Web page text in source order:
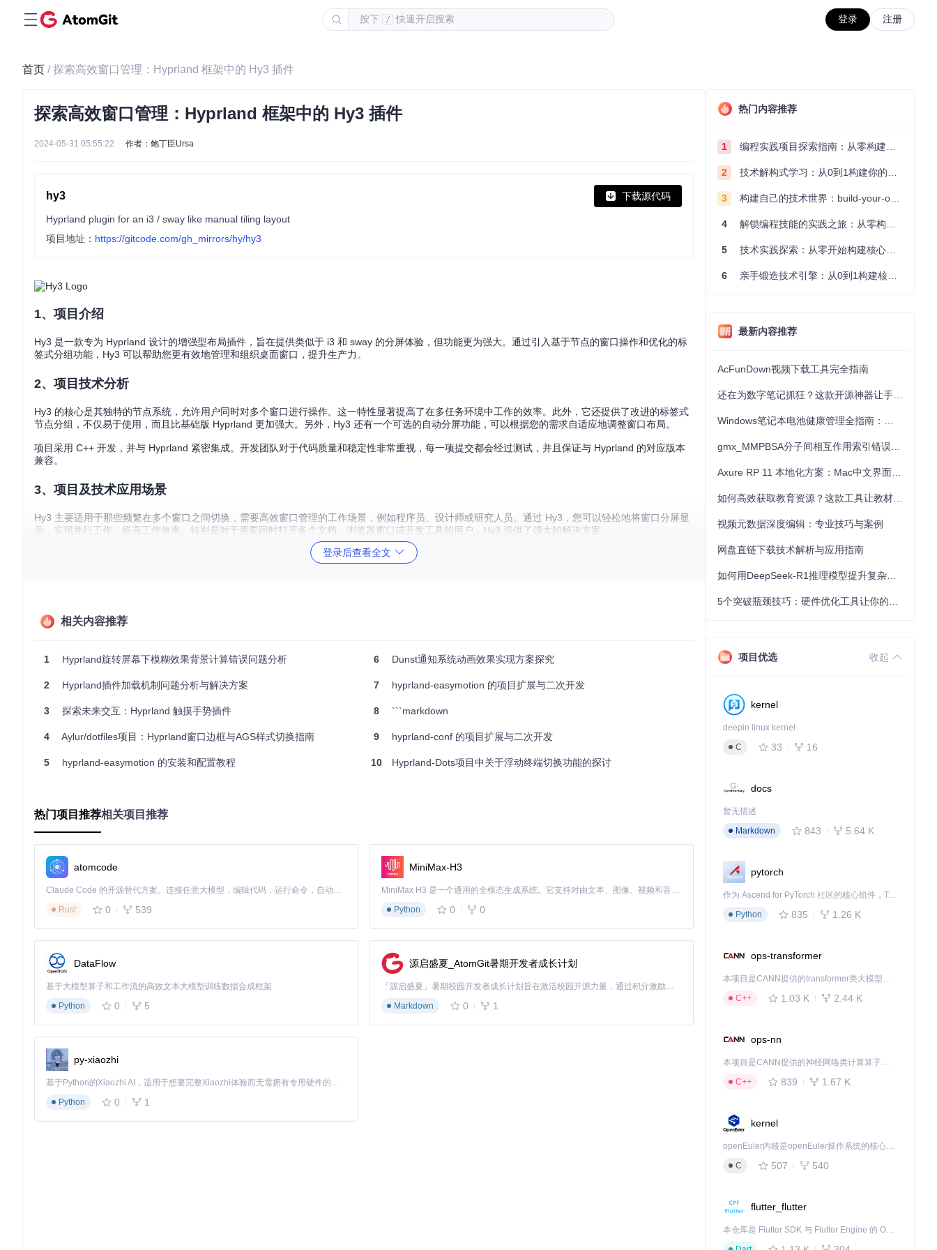
按下 / 快速开启搜索 登录 注册
首页 / 探索高效窗口管理：Hyprland 框架中的 Hy3 插件
探索高效窗口管理：Hyprland 框架中的 Hy3 插件
2024-05-31 05:55:22 作者：鲍丁臣Ursa
hy3 下载源代码
Hyprland plugin for an i3 / sway like manual tiling layout
项目地址： https://gitcode.com/gh_mirrors/hy/hy3
1、项目介绍
Hy3 是一款专为 Hyprland 设计的增强型布局插件，旨在提供类似于 i3 和 sway 的分屏体验，但功能更为强大。通过引入基于节点的窗口操作和优化的标
签式分组功能，Hy3 可以帮助您更有效地管理和组织桌面窗口，提升生产力。
2、项目技术分析
Hy3 的核心是其独特的节点系统，允许用户同时对多个窗口进行操作。这一特性显著提高了在多任务环境中工作的效率。此外，它还提供了改进的标签式
节点分组，不仅易于使用，而且比基础版 Hyprland 更加强大。另外，Hy3 还有一个可选的自动分屏功能，可以根据您的需求自适应地调整窗口布局。
项目采用 C++ 开发，并与 Hyprland 紧密集成。开发团队对于代码质量和稳定性非常重视，每一项提交都会经过测试，并且保证与 Hyprland 的对应版本
兼容。
3、项目及技术应用场景
Hy3 主要适用于那些频繁在多个窗口之间切换，需要高效窗口管理的工作场景，例如程序员、设计师或研究人员。通过 Hy3，您可以轻松地将窗口分屏显
示，实现并行工作，提高工作效率。特别是对于需要同时打开多个文档、浏览器窗口或开发工具的用户，Hy3 提供了强大的解决方案。
Improved Tabbed Node Groups
Optional Autotiling
安装 Hy3 非常简单，无论您选择手动编译、使用 Nix 或 Hyprpm，都有详细的指南可供参考。为了确保最佳兼容性，务必匹配 Hy3 与 Hyprland 的版本。
总的来说，Hy3 是一个针对 Hyprland 用户的不可或缺的扩展，它以其创新的技术和实用的功能，为您带来了全新的窗口管理体验。立即尝试 Hy3，释放
您的工作潜能吧！
加入 Matrix 聊天室，与其他用户交流心得，共同探索 Hy3 的无限可能！
hy3
项目地址：https://gitcode.com/gh_mirrors/hy/hy3
登录后查看全文
相关内容推荐
1 Hyprland旋转屏幕下模糊效果背景计算错误问题分析
2 Hyprland插件加载机制问题分析与解决方案
3 探索未来交互：Hyprland 触摸手势插件
4 Aylur/dotfiles项目：Hyprland窗口边框与AGS样式切换指南
5 hyprland-easymotion 的安装和配置教程
6 Dunst通知系统动画效果实现方案探究
7 hyprland-easymotion 的项目扩展与二次开发
8 ```markdown
9 hyprland-conf 的项目扩展与二次开发
10 Hyprland-Dots项目中关于浮动终端切换功能的探讨
热门项目推荐相关项目推荐
atomcode
Claude Code 的开源替代方案。连接任意大模型，编辑代码，运行命令，自动验证 — 全自动执行。用 Rust 构建，极致性能。 ｜ An open-source alternative to Claude Code. Connect any LLM, edit code, run commands, and verify changes — autonomously. Built in Rust for speed. Get Started
Rust
0 539
MiniMax-H3
MiniMax H3 是一个通用的全模态生成系统。它支持对由文本、图像、视频和音频组成的多模态上下文进行统一理解，并能生成分辨率高达 2K、时长可达 15 秒的带原生立体声音频的视频。得益于面向任务泛化的系统设计，H3 在预训练阶段就已具备广泛的多模态上下文理解与生成能力，能够出色地执行复杂的多模态指令。
Python
0 0
DataFlow
基于大模型算子和工作流的高效文本大模型训练数据合成框架
Python
0 5
源启盛夏_AtomGit暑期开发者成长计划
「源启盛夏」暑期校园开发者成长计划旨在激活校园开源力量，通过积分激励、认证扶持、资源倾斜等形式，引导高校组织和开发者完成「入驻 — 建项目 — 做贡献 — 获认证 — 得资源」的完整闭环。无论你是想带领社团入驻平台的组织者，还是希望用代码贡献证明自己的开发者，都能在这里找到属于你的成长路径。
Markdown
0 1
py-xiaozhi
基于Python的Xiaozhi AI，适用于想要完整Xiaozhi体验而无需拥有专用硬件的用户。
Python
0 1
热门内容推荐
1 编程实践项目探索指南：从零构建技术能力体系
2 技术解构式学习：从0到1构建你的编程知识体系
3 构建自己的技术世界：build-your-own-x项目的实践探索指南
4 解锁编程技能的实践之旅：从零构建你的技术世界
5 技术实践探索：从零开始构建核心系统的实践指南
6 亲手锻造技术引擎：从0到1构建核心系统的实践指南
最新内容推荐
AcFunDown视频下载工具完全指南
视频元数据深度编辑：专业技巧与案例
网盘直链下载技术解析与应用指南
项目优选 收起
kernel
deepin linux kernel
C
33 16
docs
暂无描述
Markdown
843 5.64 K
pytorch
作为 Ascend for PyTorch 社区的核心组件，TorchNPU 是昇腾专为 PyTorch 打造的深度学习适配插件，使 PyTorch 框架能够直接调用昇腾 NPU，为开发者提供昇腾 AI 处理器的超强算力。
Python
835 1.26 K
ops-transformer
本项目是CANN提供的transformer类大模型算子库，实现网络在NPU上加速计算。
C++
1.03 K 2.44 K
ops-nn
本项目是CANN提供的神经网络类计算算子库，实现网络在NPU上加速计算。
C++
839 1.67 K
kernel
openEuler内核是openEuler操作系统的核心，既是系统性能与稳定性的基石，也是连接处理器、设备与服务的桥梁。
C
507 540
flutter_flutter
本仓库是 Flutter SDK 与 Flutter Engine 的 OpenHarmony 适配版本，由 CPF-Flutter 团队维护。开发者可使用熟悉的 Flutter 技术栈开发 OpenHarmony 应用，3.35.7 及以后的适配版本可基于本仓库源码构建支持 OpenHarmony 的 Flutter Engine。